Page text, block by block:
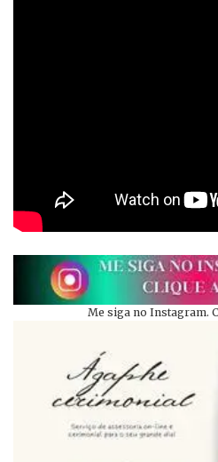
Me siga no Instagram.